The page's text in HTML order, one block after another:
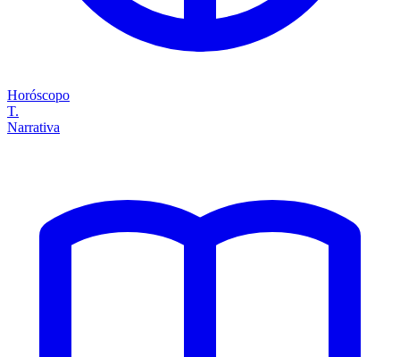
Horóscopo
T.
Narrativa